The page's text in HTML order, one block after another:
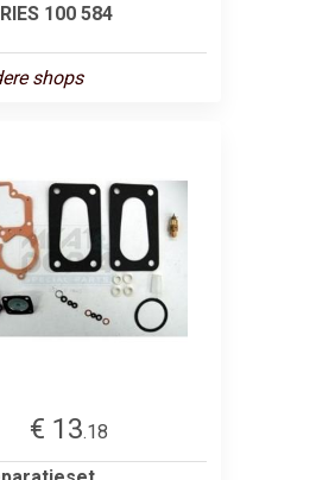
100 584
shops
€ 13.18